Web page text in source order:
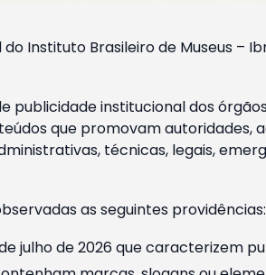
Instituto Brasileiro de Museus –
publicidade institucional dos
que promovam autoridades,
técnicas, legais,
as seguintes providências:
julho de 2026 que caracterizem